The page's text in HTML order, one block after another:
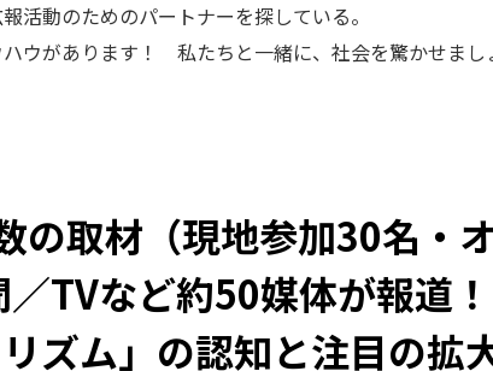
活動のためのパートナーを探している。
ウがあります！ 私たちと一緒に、社会を驚かせまし
の取材（現地参加30名・
TVなど約50媒体が報道
リズム」の認知と注目の拡